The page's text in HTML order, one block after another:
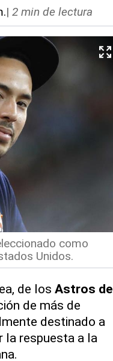
| 2 min de lectura
como
Unidos.
de los Astros de
de más de
destinado a
la respuesta a la